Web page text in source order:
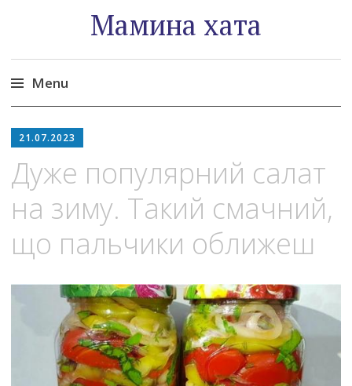
Мамина хата
Menu
to
21.07.2023
Дуже популярний салат
на зиму. Такий смачний,
що пальчики оближеш